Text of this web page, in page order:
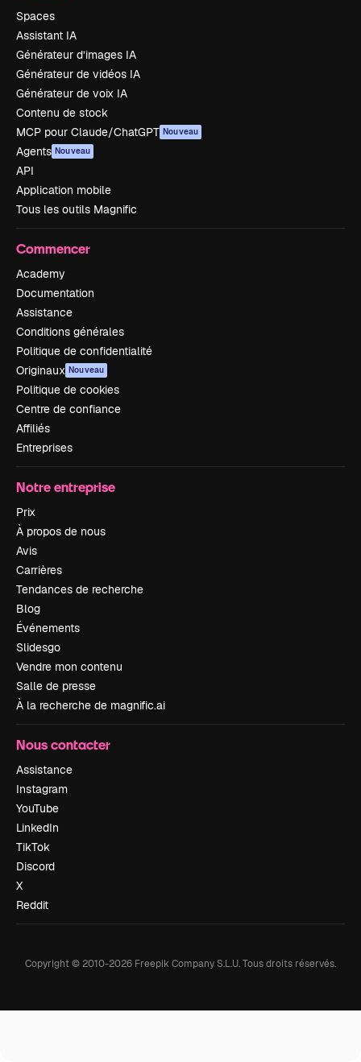
Spaces
Assistant IA
Générateur d’images IA
Générateur de vidéos IA
Générateur de voix IA
Contenu de stock
MCP pour Claude/ChatGPT Nouveau
Agents Nouveau
API
Application mobile
Tous les outils Magnific
Commencer
Academy
Documentation
Assistance
Conditions générales
Politique de confidentialité
Originaux Nouveau
Politique de cookies
Centre de confiance
Affiliés
Entreprises
Notre entreprise
Prix
À propos de nous
Avis
Carrières
Tendances de recherche
Blog
Événements
Slidesgo
Vendre mon contenu
Salle de presse
À la recherche de magnific.ai
Nous contacter
Assistance
Instagram
YouTube
LinkedIn
TikTok
Discord
X
Reddit
Copyright © 2010-2026 Freepik Company S.L.U.Tous droits réservés.